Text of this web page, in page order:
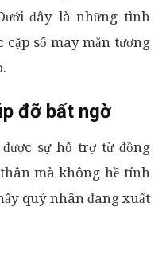
đây là những tình
số may mắn tương
đỡ bất ngờ
sự hỗ trợ từ đồng
mà không hề tính
quý nhân đang xuất